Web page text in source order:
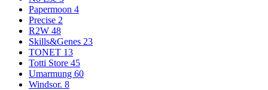
Papermoon 4
Precise 2
R2W 48
Skills&Genes 23
TONET 13
Totti Store 45
Umarmung 60
Windsor. 8